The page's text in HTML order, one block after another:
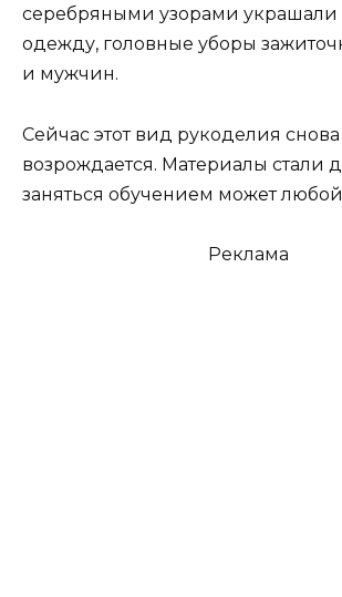
серебряными узорами украшали
одежду, головные уборы
и мужчин.
Сейчас этот вид рукоделия снова
возрождается. Материалы стали
заняться обучением может
Реклама